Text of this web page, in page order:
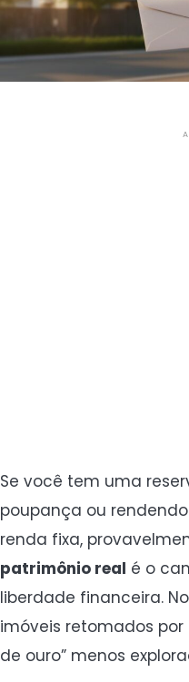
Se você tem uma
poupança ou
renda fixa,
patrimônio real é o
liberdade financeira.
imóveis retomados
de ouro” menos